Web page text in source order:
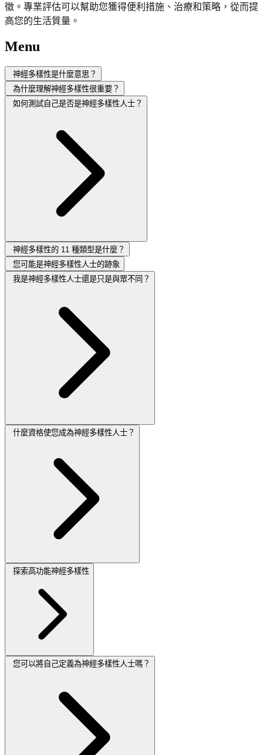
徵。專業評估可以幫助您獲得便利措施、治療和策略，從而提
高您的生活質量。
Menu
神經多樣性是什麼意思？
為什麼理解神經多樣性很重要？
如何測試自己是否是神經多樣性人士？
神經多樣性的 11 種類型是什麼？
您可能是神經多樣性人士的跡象
我是神經多樣性人士還是只是與眾不同？
什麼資格使您成為神經多樣性人士？
探索高功能神經多樣性
您可以將自己定義為神經多樣性人士嗎？